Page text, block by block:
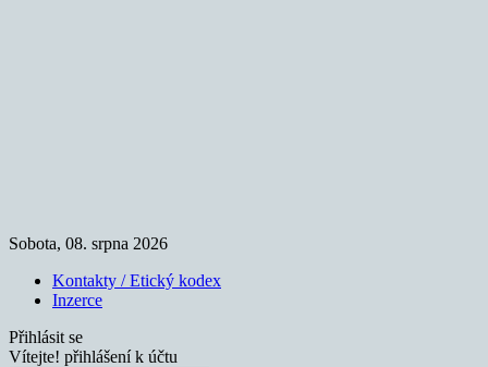
Sobota, 08. srpna 2026
Kontakty / Etický kodex
Inzerce
Přihlásit se
Vítejte! přihlášení k účtu